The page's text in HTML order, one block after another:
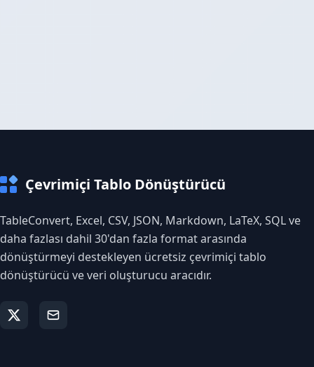
Çevrimiçi Tablo Dönüştürücü
TableConvert, Excel, CSV, JSON, Markdown, LaTeX, SQL ve
daha fazlası dahil 30'dan fazla format arasında
dönüştürmeyi destekleyen ücretsiz çevrimiçi tablo
dönüştürücü ve veri oluşturucu aracıdır.